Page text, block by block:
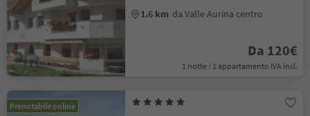
1.6 km da Valle Aurina centro
Da 120€
1 notte / 1 appartamento IVA incl.
Prenotabile online